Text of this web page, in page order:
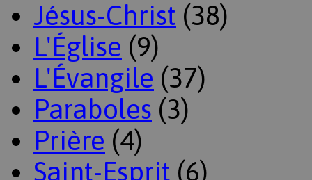
Jésus-Christ (38)
L'Église (9)
L'Évangile (37)
Paraboles (3)
Prière (4)
Saint-Esprit (6)